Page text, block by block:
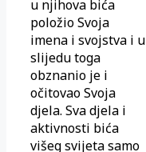
u njihova bića
položio Svoja
imena i svojstva i u
slijedu toga
obznanio je i
očitovao Svoja
djela. Sva djela i
aktivnosti bića
višeg svijeta samo